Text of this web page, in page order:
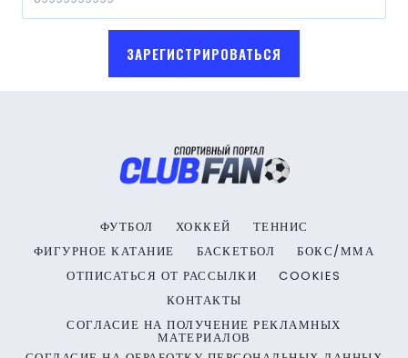
ЗАРЕГИСТРИРОВАТЬСЯ
ФУТБОЛ ХОККЕЙ
ТЕННИС
ФИГУРНОЕ КАТАНИЕ
БАСКЕТБОЛ
БОКС/ММА
ОТПИСАТЬСЯ ОТ РАССЫЛКИ
COOKIES
КОНТАКТЫ
СОГЛАСИЕ НА ПОЛУЧЕНИЕ РЕКЛАМНЫХ
МАТЕРИАЛОВ